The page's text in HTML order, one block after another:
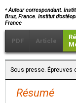
⁎Auteur correspondant.
Bruz, France. Institut
France
PDF Article
Sous presse. Épreuves
Résumé